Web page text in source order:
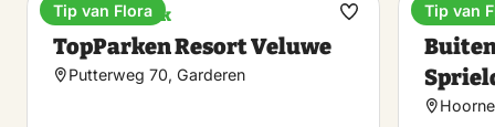
Vakantiepark
TopParken Resort Veluwe
Putterweg 70, Garderen
Tip van Flora
Maak
Tip van